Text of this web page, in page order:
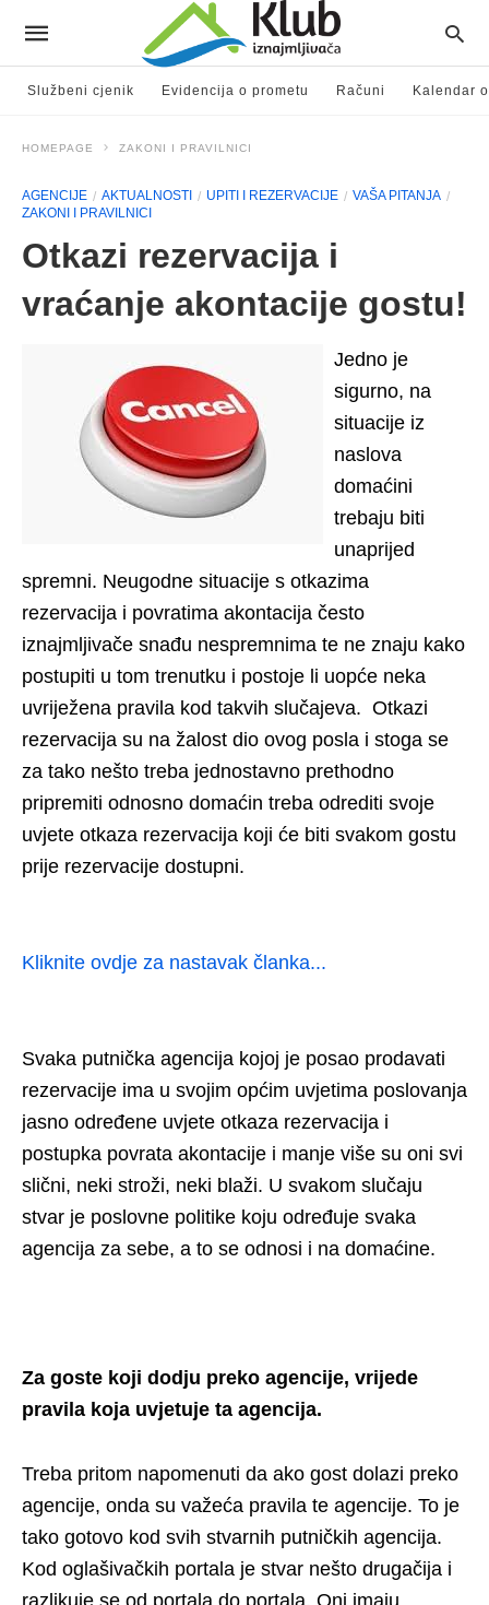
Službeni cjenik Evidencija o prometu Računi Kalendar
HOMEPAGE ZAKONI I PRAVILNICI
AGENCIJE AKTUALNOSTI UPITI I REZERVACIJE
VAŠA PITANJA
ZAKONI I PRAVILNICI
Otkazi rezervacija i
vraćanje akontacije gostu!
Jedno je
sigurno, na
situacije iz
naslova
domaćini
trebaju biti
unaprijed
spremni. Neugodne situacije s otkazima
rezervacija i povratima akontacija često
iznajmljivače snađu nespremnima te ne znaju kako
postupiti u tom trenutku i postoje li uopće neka
uvriježena pravila kod takvih slučajeva. Otkazi
rezervacija su na žalost dio ovog posla i stoga se
za tako nešto treba jednostavno prethodno
pripremiti odnosno domaćin treba odrediti svoje
uvjete otkaza rezervacija koji će biti svakom gostu
prije rezervacije dostupni.
Kliknite ovdje za nastavak članka...
Svaka putnička agencija kojoj je posao prodavati
rezervacije ima u svojim općim uvjetima poslovanja
jasno određene uvjete otkaza rezervacija i
postupka povrata akontacije i manje više su oni svi
slični, neki stroži, neki blaži. U svakom slučaju
stvar je poslovne politike koju određuje svaka
agencija za sebe, a to se odnosi i na domaćine.
Za goste koji dodju preko agencije, vrijede
pravila koja uvjetuje ta agencija.
Treba pritom napomenuti da ako gost dolazi preko
agencije, onda su važeća pravila te agencije. To je
tako gotovo kod svih stvarnih putničkih agencija.
Kod oglašivačkih portala je stvar nešto drugačija i
razlikuje se od portala do portala. Oni imaju